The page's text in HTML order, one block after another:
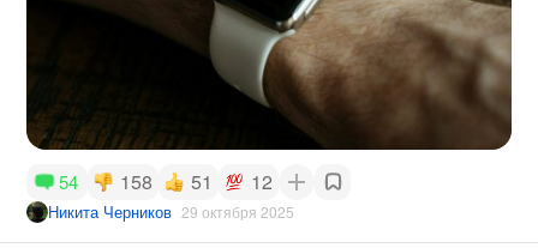
54 158 51 12
Никита Черников 29 октября 2025